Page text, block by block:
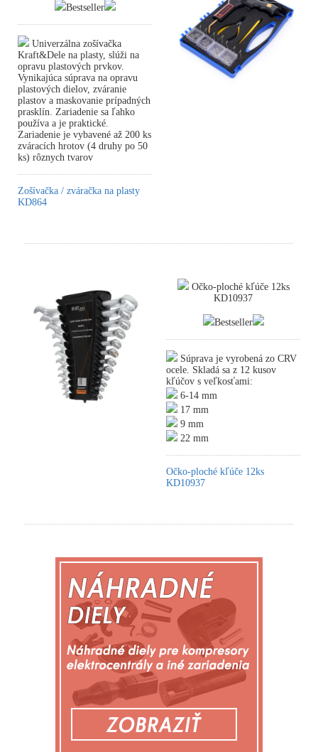
Bestseller
Univerzálna zošívačka
Kraft&Dele na plasty, slúži na
opravu plastových prvkov.
Vynikajúca súprava na opravu
plastových dielov, zváranie
plastov a maskovanie prípadných
prasklín. Zariadenie sa ľahko
používa a je praktické.
Zariadenie je vybavené až 200 ks
zváracích hrotov (4 druhy po 50
ks) rôznych tvarov
Zošívačka / zváračka na plasty
KD864
Očko-ploché kľúče 12ks
KD10937
Bestseller
Súprava je vyrobená zo CRV
ocele. Skladá sa z 12 kusov
kľúčov s veľkosťami:
6-14 mm
17 mm
9 mm
22 mm
Očko-ploché kľúče 12ks
KD10937